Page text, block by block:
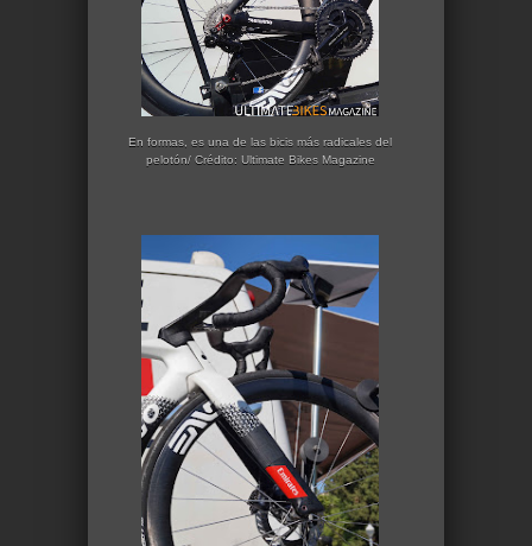
En formas, es una de las bicis más radicales del
pelotón/ Crédito: Ultimate Bikes Magazine